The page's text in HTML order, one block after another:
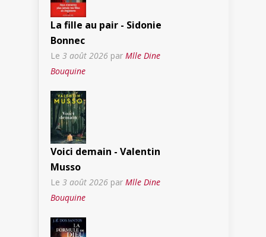
La fille au pair - Sidonie
Bonnec
Le 3 août 2026 par Mlle Dine
Bouquine
Voici demain - Valentin
Musso
Le 3 août 2026 par Mlle Dine
Bouquine